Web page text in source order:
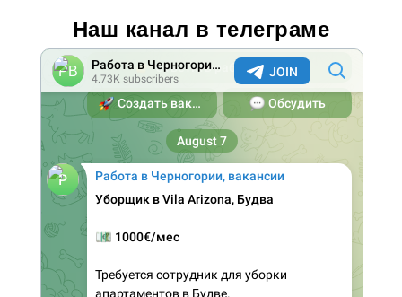
Наш канал в телеграме